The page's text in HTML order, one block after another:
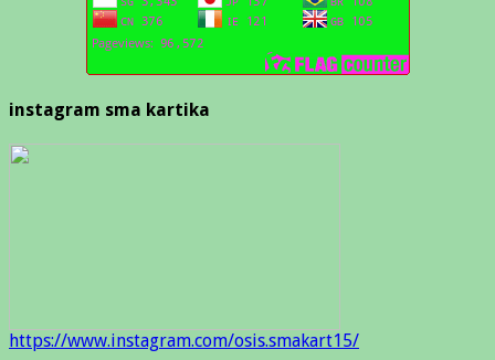
instagram sma kartika
https://www.instagram.com/osis.smakart15/